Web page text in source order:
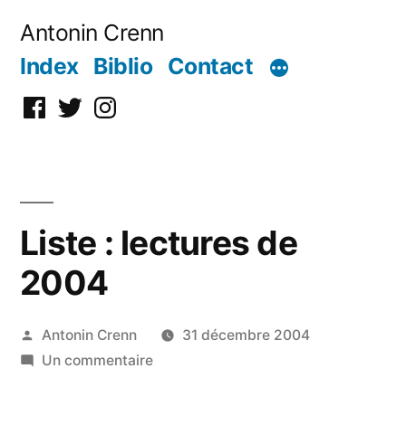
Antonin Crenn
Index Biblio Contact
Facebook
TwitterInstagram
Liste : lectures de
2004
Publié
par
Antonin Crenn
31 décembre 2004
Un commentairesur